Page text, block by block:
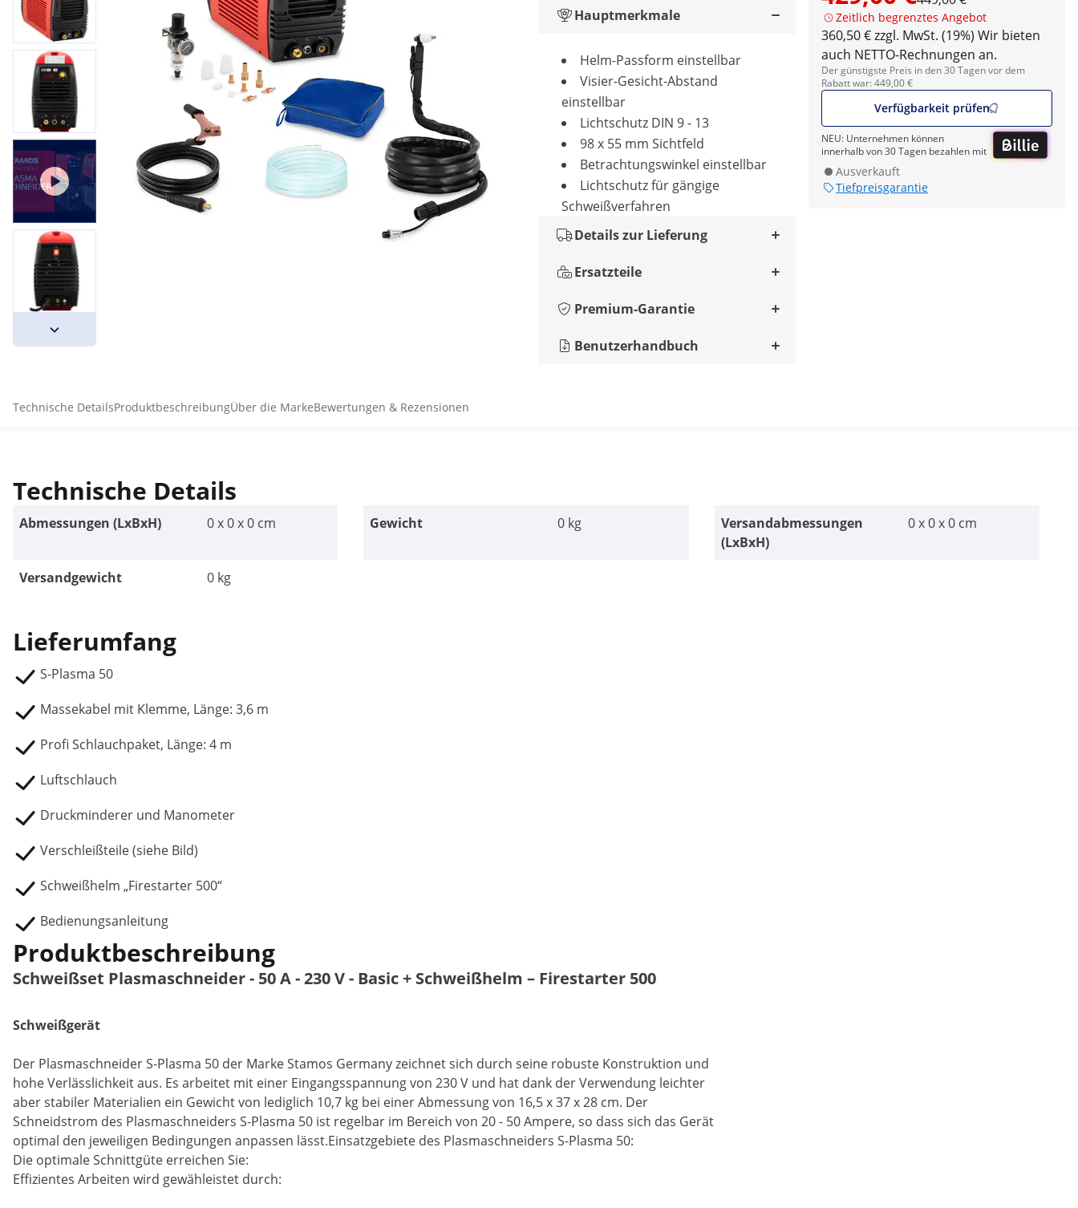
Zeitlich begrenztes Angebot
360,50 € zzgl. MwSt. (19%) Wir bieten
auch NETTO-Rechnungen an.
Der günstigste Preis in den 30 Tagen vor dem
Rabatt war: 449,00 €
Verfügbarkeit prüfen
NEU: Unternehmen können
innerhalb von 30 Tagen bezahlen mit
Ausverkauft
Tiefpreisgarantie
Hauptmerkmale
Helm-Passform einstellbar
Visier-Gesicht-Abstand
einstellbar
Lichtschutz DIN 9 - 13
98 x 55 mm Sichtfeld
Betrachtungswinkel einstellbar
Lichtschutz für gängige
Schweißverfahren
Details zur Lieferung
Ersatzteile
Premium-Garantie
Benutzerhandbuch
Technische DetailsProduktbeschreibungÜber die MarkeBewertungen & Rezensionen
Technische Details
Abmessungen (LxBxH) 0 x 0 x 0 cm Gewicht 0 kg
Versandabmessungen
(LxBxH)
0 x 0 x 0 cm
Versandgewicht 0 kg
Lieferumfang
S-Plasma 50
Massekabel mit Klemme, Länge: 3,6 m
Profi Schlauchpaket, Länge: 4 m
Luftschlauch
Druckminderer und Manometer
Verschleißteile (siehe Bild)
Schweißhelm „Firestarter 500“
Bedienungsanleitung
Produktbeschreibung
Schweißset Plasmaschneider - 50 A - 230 V - Basic + Schweißhelm – Firestarter 500
Schweißgerät
Der Plasmaschneider S-Plasma 50 der Marke Stamos Germany zeichnet sich durch seine robuste Konstruktion und
hohe Verlässlichkeit aus. Es arbeitet mit einer Eingangsspannung von 230 V und hat dank der Verwendung leichter
aber stabiler Materialien ein Gewicht von lediglich 10,7 kg bei einer Abmessung von 16,5 x 37 x 28 cm. Der
Schneidstrom des Plasmaschneiders S-Plasma 50 ist regelbar im Bereich von 20 - 50 Ampere, so dass sich das Gerät
optimal den jeweiligen Bedingungen anpassen lässt.Einsatzgebiete des Plasmaschneiders S-Plasma 50:
Die optimale Schnittgüte erreichen Sie:
Effizientes Arbeiten wird gewähleistet durch: